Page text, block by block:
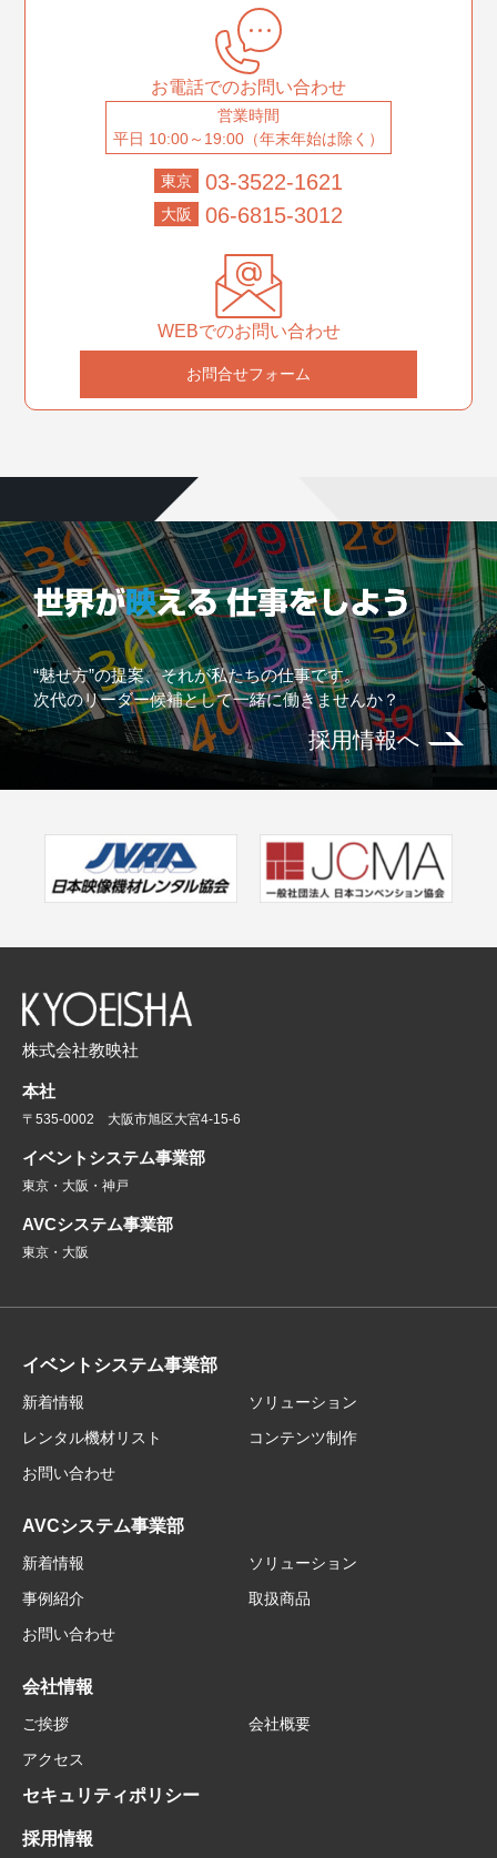
お電話でのお問い合わせ
営業時間
平日 10:00～19:00（年末年始は除く）
東京 03-3522-1621
大阪 06-6815-3012
WEBでのお問い合わせ
お問合せフォーム
“魅せ方”の提案、それが私たちの仕事です。
次代のリーダー候補として一緒に働きませんか？
採用情報へ
株式会社教映社
本社
〒535-0002 大阪市旭区大宮4-15-6
イベントシステム事業部
東京・大阪・神戸
AVCシステム事業部
東京・大阪
イベントシステム事業部
新着情報
ソリューション
レンタル機材リスト
コンテンツ制作
お問い合わせ
AVCシステム事業部
新着情報
ソリューション
事例紹介
取扱商品
お問い合わせ
会社情報
ご挨拶
会社概要
アクセス
セキュリティポリシー
採用情報